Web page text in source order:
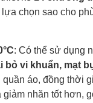
chọn sao cho
: Có thể sử dụng
bỏ vi khuẩn, mạt
quần áo, đồng thời
giảm nhăn tốt hơn,